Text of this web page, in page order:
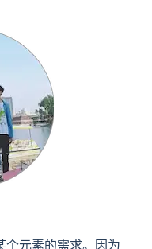
个元素的需求。因为